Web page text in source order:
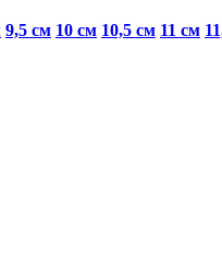
9,5 см 10 см 10,5 см 11 см